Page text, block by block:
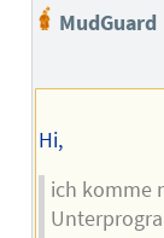
MudGuard
Hi,
ich komme